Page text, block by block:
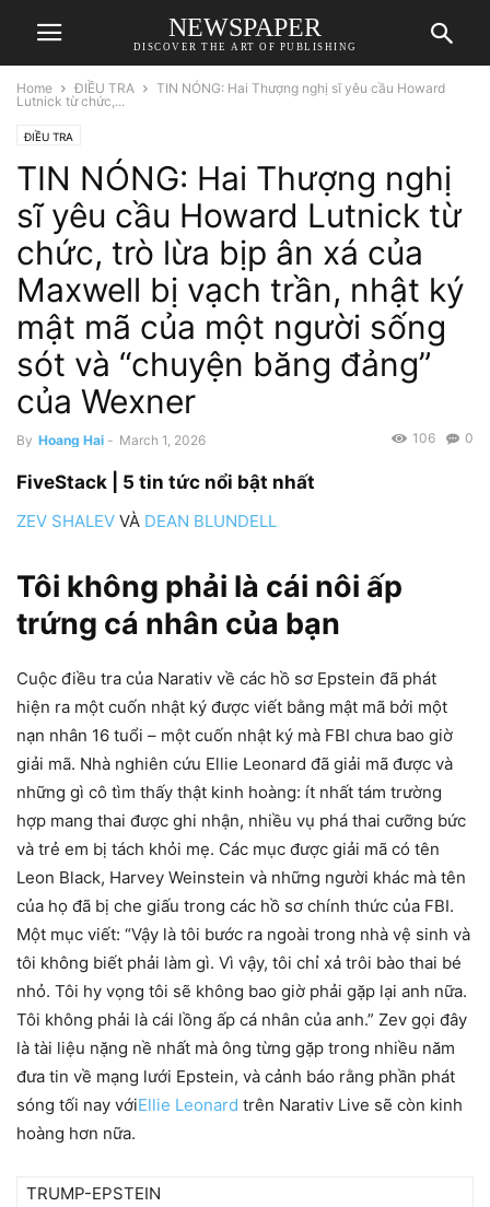
NEWSPAPER
DISCOVER THE ART OF PUBLISHING
Home ĐIỀU TRA
TIN NÓNG: Hai Thượng nghị sĩ yêu cầu Howard
Lutnick từ chức,...
ĐIỀU TRA
TIN NÓNG: Hai Thượng nghị
sĩ yêu cầu Howard Lutnick từ
chức, trò lừa bịp ân xá của
Maxwell bị vạch trần, nhật ký
mật mã của một người sống
sót và “chuyện băng đảng”
của Wexner
By Hoang Hai - March 1, 2026 0
106
FiveStack | 5 tin tức nổi bật nhất
ZEV SHALEV VÀ DEAN BLUNDELL
Tôi không phải là cái nôi ấp
trứng cá nhân của bạn
Cuộc điều tra của Narativ về các hồ sơ Epstein đã phát
hiện ra một cuốn nhật ký được viết bằng mật mã bởi một
nạn nhân 16 tuổi – một cuốn nhật ký mà FBI chưa bao giờ
giải mã. Nhà nghiên cứu Ellie Leonard đã giải mã được và
những gì cô tìm thấy thật kinh hoàng: ít nhất tám trường
hợp mang thai được ghi nhận, nhiều vụ phá thai cưỡng bức
và trẻ em bị tách khỏi mẹ. Các mục được giải mã có tên
Leon Black, Harvey Weinstein và những người khác mà tên
của họ đã bị che giấu trong các hồ sơ chính thức của FBI.
Một mục viết: “Vậy là tôi bước ra ngoài trong nhà vệ sinh và
tôi không biết phải làm gì. Vì vậy, tôi chỉ xả trôi bào thai bé
nhỏ. Tôi hy vọng tôi sẽ không bao giờ phải gặp lại anh nữa.
Tôi không phải là cái lồng ấp cá nhân của anh.” Zev gọi đây
là tài liệu nặng nề nhất mà ông từng gặp trong nhiều năm
đưa tin về mạng lưới Epstein, và cảnh báo rằng phần phát
sóng tối nay vớiEllie Leonard trên Narativ Live sẽ còn kinh
hoàng hơn nữa.
TRUMP-EPSTEIN